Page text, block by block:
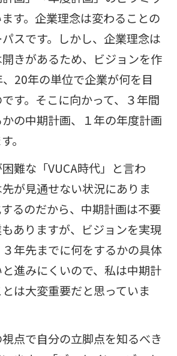
す。企業理念は変わることの
スです。しかし、企業理念は
きがあるため、ビジョンを作
20年の単位で企業が何を目
す。そこに向かって、３年間
の中期計画、１年の年度計画
。
難な「VUCA時代」と言わ
が見通せない状況にありま
るのだから、中期計画は不要
ありますが、ビジョンを実現
年先までに何をするかの具体
進みにくいので、私は中期計
は大変重要だと思っていま
点で自分の立脚点を知るべき